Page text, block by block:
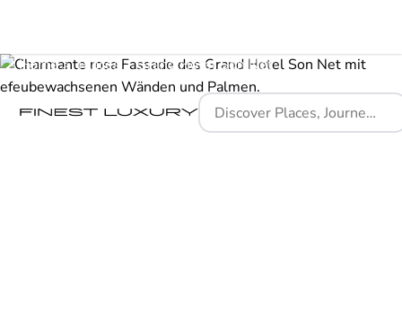
Home Places Grand Hotel Son Net